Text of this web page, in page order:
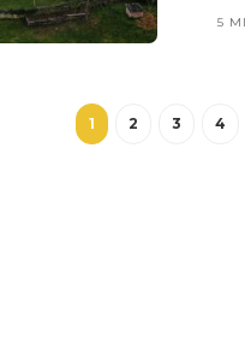
5
1 2 3 4